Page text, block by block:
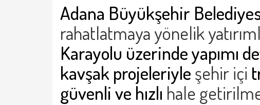
Adana Büyükşehir
rahatlatmaya yönelik
Karayolu üzerinde yapımı
kavşak projeleriyleşehir içi
güvenli ve hızlı hale